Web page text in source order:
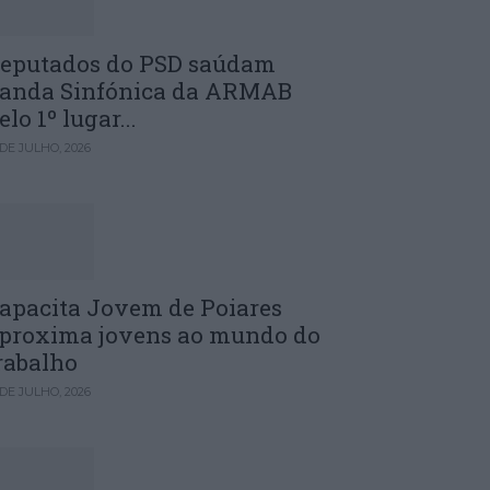
do PSD saúdam
Sinfónica da ARMAB
1º lugar...
JULHO, 2026
Jovem de Poiares
jovens ao mundo do
JULHO, 2026